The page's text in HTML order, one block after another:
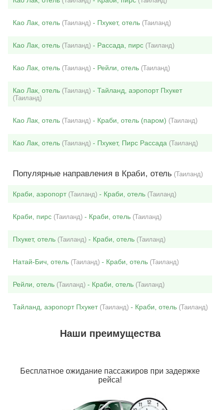
Као Лак, отель (Таиланд) - Пхукет, отель (Таиланд)
Као Лак, отель (Таиланд) - Рассада, пирс (Таиланд)
Као Лак, отель (Таиланд) - Рейли, отель (Таиланд)
Као Лак, отель (Таиланд) - Тайланд, аэропорт Пхукет
(Таиланд)
Као Лак, отель (Таиланд) - Краби, отель (паром) (Таиланд)
Као Лак, отель (Таиланд) - Пхукет, Пирс Рассада (Таиланд)
Популярные направления в Краби, отель (Таиланд)
Краби, аэропорт(Таиланд) - Краби, отель (Таиланд)
Краби, пирс (Таиланд) - Краби, отель (Таиланд)
Пхукет, отель (Таиланд) - Краби, отель (Таиланд)
Натай-Бич, отель (Таиланд) - Краби, отель (Таиланд)
Рейли, отель (Таиланд) - Краби, отель (Таиланд)
Тайланд, аэропорт Пхукет(Таиланд) - Краби, отель (Таиланд)
Наши преимущества
Бесплатное ожидание пассажиров при задержке
рейса!